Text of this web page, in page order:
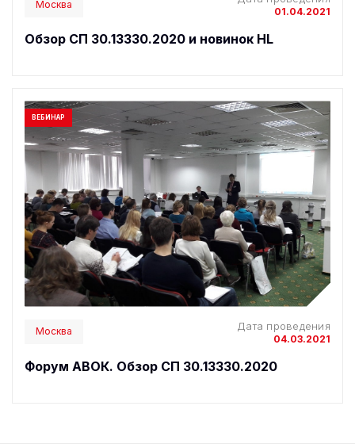
Москва
01.04.2021
Обзор СП 30.13330.2020 и новинок HL
ВЕБИНАР
Москва Дата проведения
04.03.2021
Форум АВОК. Обзор СП 30.13330.2020